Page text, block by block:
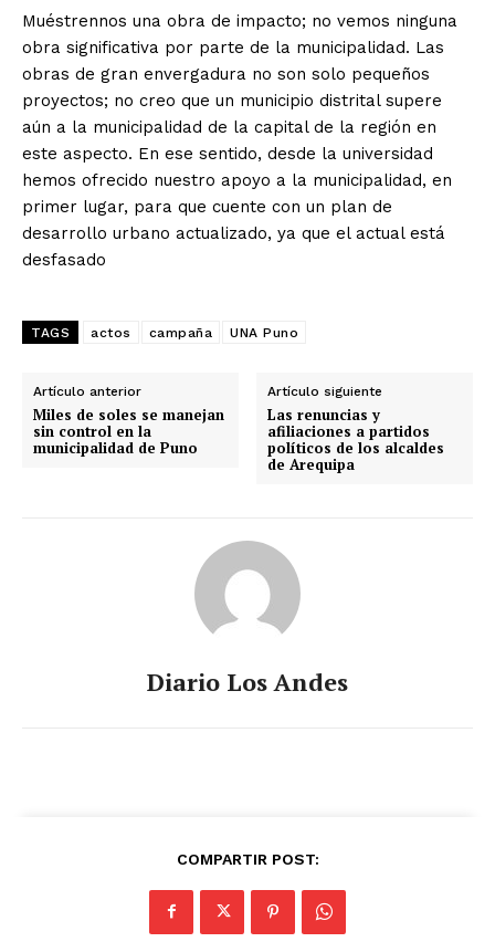
SUSCRIBETE
Muéstrennos una obra de impacto; no vemos ninguna
obra significativa por parte de la municipalidad. Las
obras de gran envergadura no son solo pequeños
proyectos; no creo que un municipio distrital supere
aún a la municipalidad de la capital de la región en
este aspecto. En ese sentido, desde la universidad
hemos ofrecido nuestro apoyo a la municipalidad, en
primer lugar, para que cuente con un plan de
desarrollo urbano actualizado, ya que el actual está
desfasado
TAGS actos campaña UNA Puno
Artículo anterior
Miles de soles se manejan
sin control en la
municipalidad de Puno
Artículo siguiente
Las renuncias y
afiliaciones a partidos
políticos de los alcaldes
de Arequipa
Diario Los Andes
COMPARTIR POST: